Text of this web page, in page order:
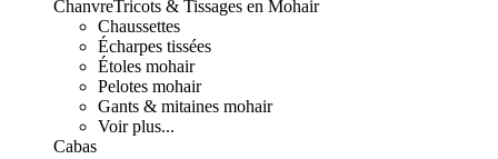
ChanvreTricots & Tissages en Mohair
Chaussettes
Écharpes tissées
Étoles mohair
Pelotes mohair
Gants & mitaines mohair
Voir plus...
Cabas